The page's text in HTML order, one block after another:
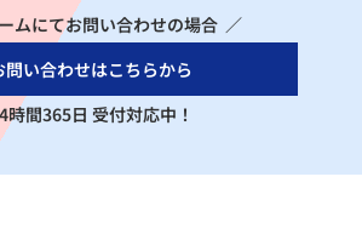
ムにてお問い合わせの場合 ／
問い合わせはこちらから
時間365日 受付対応中！